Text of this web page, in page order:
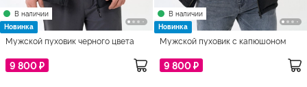
В наличии
Новинка
Мужской пуховик черного цвета
9 800 ₽
В наличии
Новинка
Мужской пуховик с капюшоном
9 800 ₽